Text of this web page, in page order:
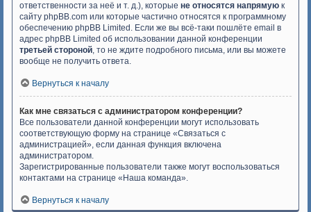
ответственности за неё и т. д.), которые не относятся напрямую к
сайту phpBB.com или которые частично относятся к программному
обеспечению phpBB Limited. Если же вы всё-таки пошлёте email в
адрес phpBB Limited об использовании данной конференции
третьей стороной, то не ждите подробного письма, или вы можете
вообще не получить ответа.
Вернуться к началу
Как мне связаться с администратором конференции?
Все пользователи данной конференции могут использовать
соответствующую форму на странице «Связаться с
администрацией», если данная функция включена
администратором.
Зарегистрированные пользователи также могут воспользоваться
контактами на странице «Наша команда».
Вернуться к началу